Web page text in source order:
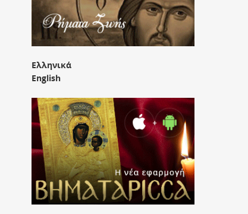
Ελληνικά
English